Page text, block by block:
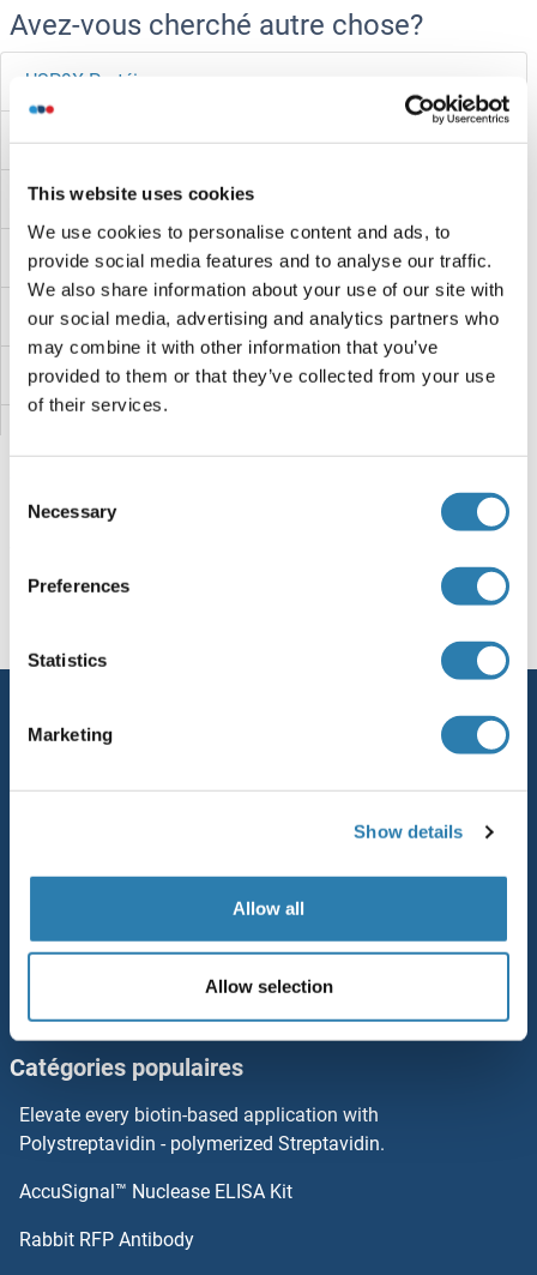
This website uses cookies
We use cookies to personalise content and ads, to
provide social media features and to analyse our traffic.
We also share information about your use of our site with
our social media, advertising and analytics partners who
may combine it with other information that you’ve
provided to them or that they’ve collected from your use
of their services.
Selection
Necessary
Preferences
Statistics
Marketing
Show details
Allow all
Allow selection
Avez-vous cherché autre chose?
USP9X Protéines
USP8 Protéines
USP7 Protéines
USP6NL Protéines
USP53 Protéines
USP50 Protéines
USP44 Protéines
USP4 Protéines
USP39 Protéines
Usp30 Protéines
USP3 Protéines
USP28 Protéines
USP25 Protéines
USP22 Protéines
Top Antigen Products
Catégories populaires
Elevate every biotin-based application with
Polystreptavidin - polymerized Streptavidin.
AccuSignal™ Nuclease ELISA Kit
Rabbit RFP Antibody